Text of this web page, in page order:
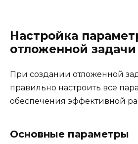
Настройка
отложенной задачи
При создании отложенной
правильно настроить все
обеспечения эффективной
Основные параметры